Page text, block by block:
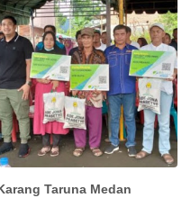
Taruna Medan